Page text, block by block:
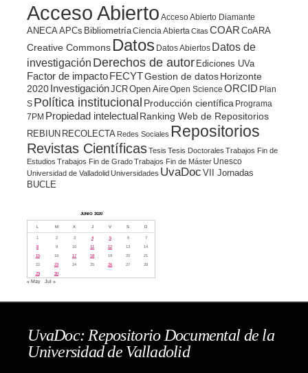
Acceso Abierto Acceso Abierto Diamante
ANECA APCs BibliometríaCiencia Abierta Citas COAR CoARA
Creative Commons Datos Datos Abiertos Datos de
investigación Derechos de autor Ediciones UVa
Factor de impacto FECYTGestion de datosHorizonte
2020 InvestigaciónJCROpen AireOpen Science ORCID Plan
S Política institucional Producción científica Programa
7PM Propiedad intelectualRanking Web de Repositorios
REBIUN RECOLECTA Redes Sociales Repositorios
Revistas CientíficasTesis Tesis Doctorales Trabajos Fin de
Estudios Trabajos Fin de GradoTrabajos Fin de Máster Unesco
Universidad de ValladolidUniversidades UvaDoc VII Jornadas
BUCLE
JUNIO 2020
L M X J V S D
1 2 3 4 5 6
7
8
9 10 11 12 13
14
15
16 17 18 19 20
21
22
23 24 25 26 27
28
29
30
« May Jul »
UvaDoc: Repositorio Documental de la
Universidad de Valladolid